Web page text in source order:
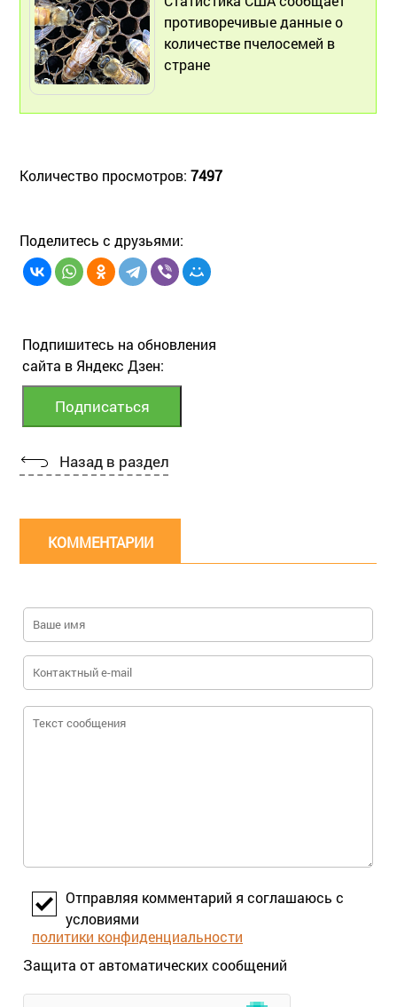
противоречивые данные о
количестве пчелосемей в
стране
Количество просмотров: 7497
Поделитесь с друзьями:
Подпишитесь на обновления
сайта в Яндекс Дзен:
Назад в раздел
КОММЕНТАРИИ
Отправляя комментарий я соглашаюсь с
условиями
политики конфиденциальности
Защита от автоматических сообщений